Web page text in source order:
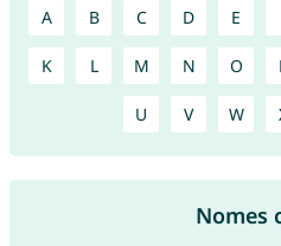
A B C D E
K L M N O
U V W
Nomes